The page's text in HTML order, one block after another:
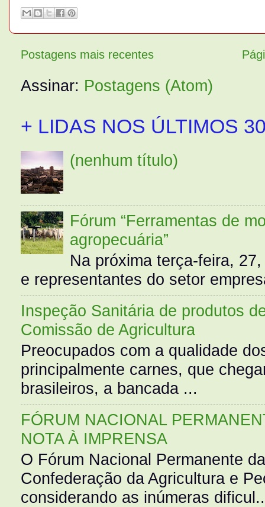
Postagens mais recentes
Assinar: Postagens (Atom)
+ LIDAS NOS ÚLTIMOS
(nenhum título)
Fórum “Ferramentas de
agropecuária”
Na próxima terça-feira,
e representantes do setor
Inspeção Sanitária de produtos
Comissão de Agricultura
Preocupados com a qualidade
principalmente carnes, que
brasileiros, a bancada ...
FÓRUM NACIONAL
NOTA À IMPRENSA
O Fórum Nacional Permanente
Confederação da Agricultura e
considerando as inúmeras